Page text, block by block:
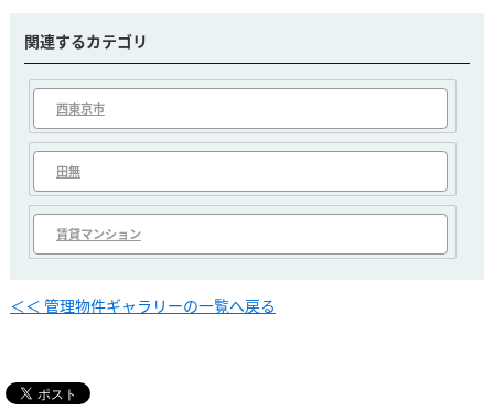
関連するカテゴリ
西東京市
田無
賃貸マンション
＜＜ 管理物件ギャラリーの一覧へ戻る